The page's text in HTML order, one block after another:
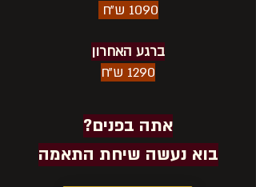
1090 ש״ח
ברגע האחרון
1290 ש״ח
אתה בפנים?
בוא נעשה שיחת התאמה